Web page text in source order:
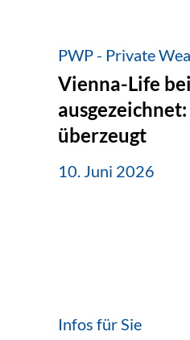
PWP - Private
Vienna-Life
überzeugt
10. Juni 2026
Infos für Sie